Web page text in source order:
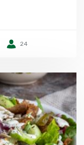
24